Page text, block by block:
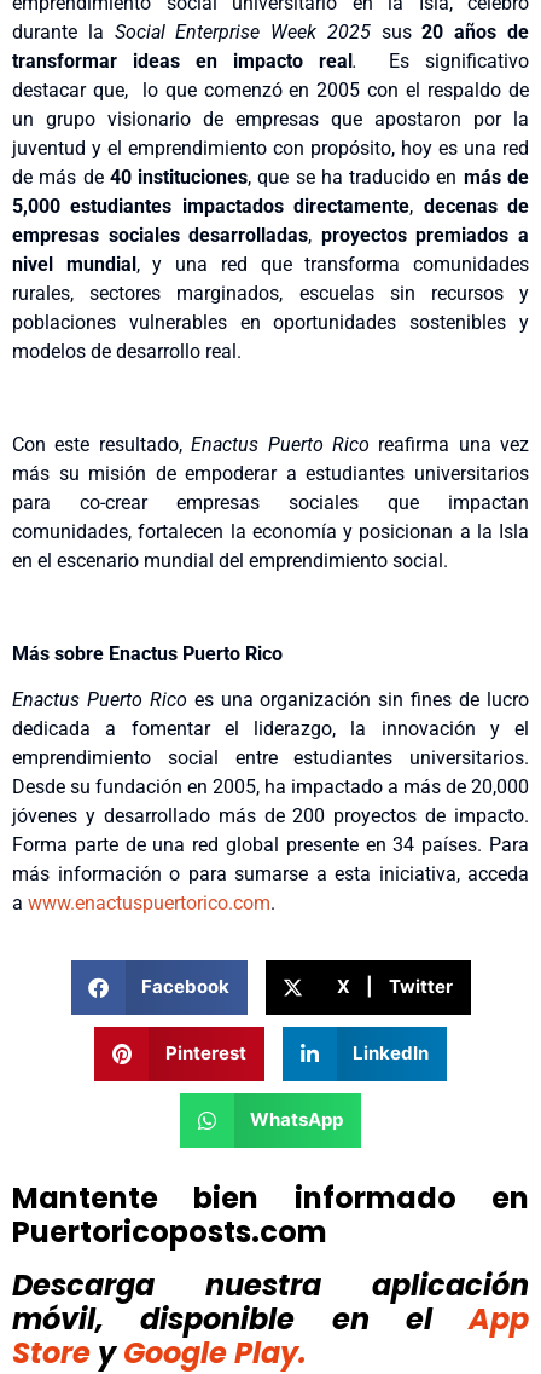
durante la Social Enterprise Week 2025 sus20 años de
transformar ideas en impacto real .
Es significativo
destacar que, lo que comenzó en 2005 con el respaldo de
un grupo visionario de empresas que apostaron por la
juventud y el emprendimiento con propósito, hoy es una red
de más de 40 instituciones, que se ha traducido en más de
5,000 estudiantes impactados directamente, decenas de
empresas sociales desarrolladas, proyectos premiados a
nivel mundial , y una red que transforma comunidades
rurales, sectores marginados, escuelas sin recursos y
poblaciones vulnerables en oportunidades sostenibles y
modelos de desarrollo real.
Con este resultado,Enactus Puerto Rico reafirma una vez
más su misión de empoderar a estudiantes universitarios
para co-crear empresas sociales que impactan
comunidades, fortalecen la economía y posicionan a la Isla
en el escenario mundial del emprendimiento social.
Más sobre Enactus Puerto Rico
Enactus Puerto Rico es una organización sin fines de lucro
dedicada a fomentar el liderazgo, la innovación y el
emprendimiento social entre estudiantes universitarios.
Desde su fundación en 2005, ha impactado a más de 20,000
jóvenes y desarrollado más de 200 proyectos de impacto.
Forma parte de una red global presente en 34 países. Para
más información o para sumarse a esta iniciativa, acceda
a www.enactuspuertorico.com.
Facebook X | Twitter
Pinterest LinkedIn
WhatsApp
Mantente bien informado en
Puertoricoposts.com
Descarga nuestra aplicación
móvil, disponible
en el
App
Store y Google Play.